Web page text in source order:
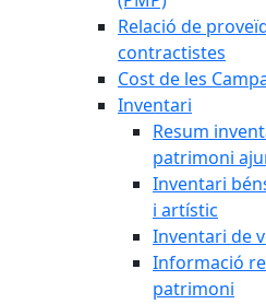
Relació de
contractistes
Cost de les
Inventari
Resum
patrimoni
Inventari
i artístic
Inventari de
Informació
patrimoni